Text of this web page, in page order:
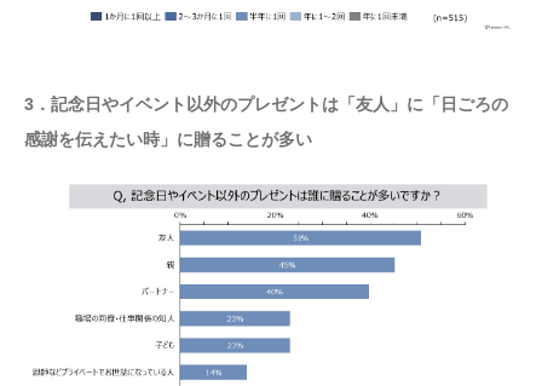
3．記念日やイベント以外のプレゼントは「友人」に「日ごろの
感謝を伝えたい時」に贈ることが多い